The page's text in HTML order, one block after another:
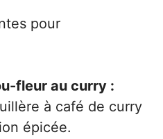
pour
fleur au curry :
à café de curry
épicée.